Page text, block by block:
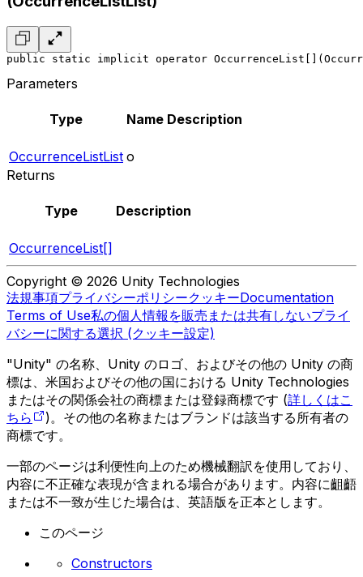
public static implicit operator
Parameters
Type Name Description
OccurrenceListList o
Returns
Type Description
OccurrenceList[]
Copyright © 2026 Unity Technologies
法規事項プライバシーポリシークッキーDocumentation
Terms of Use私の個人情報を販売または共有しないプライ
バシーに関する選択 (クッキー設定)
"Unity" の名称、Unity のロゴ、およびその他の Unity の商
標は、米国およびその他の国における Unity Technologies
またはその関係会社の商標または登録商標です (詳しくはこ
ちら
)。その他の名称またはブランドは該当する所有者の
商標です。
一部のページは利便性向上のため機械翻訳を使用しており、
内容に不正確な表現が含まれる場合があります。内容に齟齬
または不一致が生じた場合は、英語版を正本とします。
このページ
Constructors